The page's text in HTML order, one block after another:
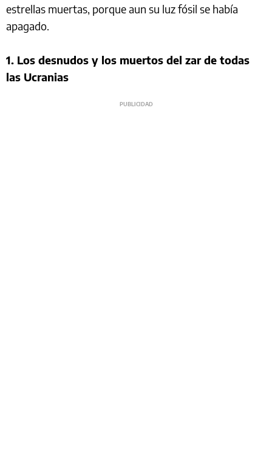
estrellas muertas, porque aun su luz fósil se había
apagado.
1. Los desnudos y los muertos del zar de todas
las Ucranias